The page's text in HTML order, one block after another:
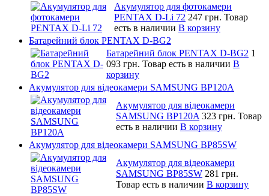
Акумулятор для фотокамери
PENTAX D-Li 72 247 грн. Товар
есть в наличии В корзину
Батарейний блок PENTAX D-BG2
Батарейний блок PENTAX D-BG2 1
093 грн. Товар есть в наличии В
корзину
Акумулятор для відеокамери SAMSUNG BP120A
Акумулятор для відеокамери
SAMSUNG BP120A 323 грн. Товар
есть в наличии В корзину
Акумулятор для відеокамери SAMSUNG BP85SW
Акумулятор для відеокамери
SAMSUNG BP85SW 281 грн.
Товар есть в наличии В корзину